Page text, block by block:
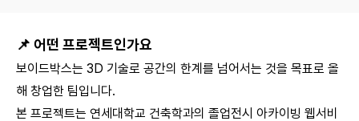
📌 어떤 프로젝트인가요
보이드박스는 3D 기술로 공간의 한계를 넘어서는 것을 목표로 올
해 창업한 팀입니다.
본 프로젝트는 연세대학교 건축학과의 졸업전시 아카이빙 웹서비